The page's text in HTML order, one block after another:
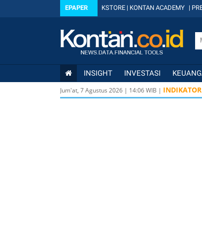
EPAPER KSTORE | KONTAN ACADEMY |
INSIGHT INVESTASI
Jum'at, 7 Agustus 2026 | 14:06WIB |